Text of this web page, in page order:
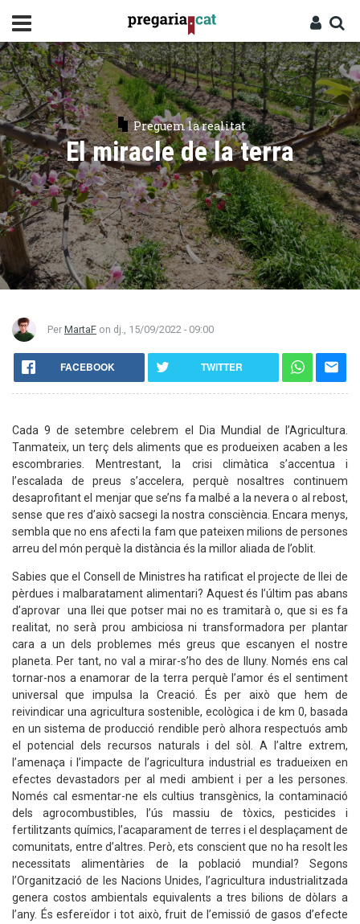
contingut
Entra
Cercador
Preguem la realitat
El miracle de la terra
Per MartaF on dj., 15/09/2022 - 09:00
FACEBOOK TWITTER
Cada 9 de setembre celebrem el Dia Mundial de l’Agricultura.
Tanmateix, un terç dels aliments que es produeixen acaben a les
escombraries. Mentrestant, la crisi climàtica s’accentua i
l’escalada de preus s’accelera, perquè nosaltres continuem
desaprofitant el menjar que se’ns fa malbé a la nevera o al rebost,
sense que res d’això sacsegi la nostra consciència. Encara menys,
sembla que no ens afecti la fam que pateixen milions de persones
arreu del món perquè la distància és la millor aliada de l’oblit.
Sabies que el Consell de Ministres ha ratificat el projecte de llei de
pèrdues i malbaratament alimentari? Aquest és l’últim pas abans
d’aprovar una llei que potser mai no es tramitarà o, que si es fa
realitat, no serà prou ambiciosa ni transformadora per plantar
cara a un dels problemes més greus que escanyen el nostre
planeta. Per tant, no val a mirar-s’ho des de lluny. Només ens cal
tornar-nos a enamorar de la terra perquè l’amor és el sentiment
universal que impulsa la Creació. És per això que hem de
reivindicar una agricultura sostenible, ecològica i de km 0, basada
en un sistema de producció rendible però alhora respectuós amb
el potencial dels recursos naturals i del sòl. A l’altre extrem,
l’amenaça i l’impacte de l’agricultura industrial es tradueixen en
efectes devastadors per al medi ambient i per a les persones.
Només cal esmentar-ne els cultius transgènics, la contaminació
dels agrocombustibles, l’ús massiu de tòxics, pesticides i
fertilitzants químics, l’acaparament de terres i el desplaçament de
comunitats, entre d’altres. Però, ets conscient que no ha resolt les
necessitats alimentàries de la població mundial? Segons
l’Organització de les Nacions Unides, l’agricultura industrialitzada
genera costos ambientals equivalents a tres bilions de dòlars a
l’any. És esfereïdor i tot això, fruit de l’emissió de gasos d’efecte